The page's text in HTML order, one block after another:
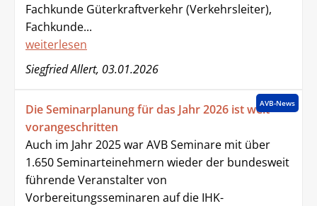
Fachkunde Güterkraftverkehr (Verkehrsleiter),
Fachkunde...
weiterlesen
Siegfried Allert, 03.01.2026
AVB-News
Die Seminarplanung für das Jahr 2026 ist weit
vorangeschritten
Auch im Jahr 2025 war AVB Seminare mit über
1.650 Seminarteinehmern wieder der bundesweit
führende Veranstalter von
Vorbereitungsseminaren auf die IHK-